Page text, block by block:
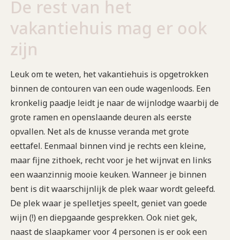
De rest van het
vakantiehuis mag er ook
zijn
Leuk om te weten, het vakantiehuis is opgetrokken
binnen de contouren van een oude wagenloods. Een
kronkelig paadje leidt je naar de wijnlodge waarbij de
grote ramen en openslaande deuren als eerste
opvallen. Net als de knusse veranda met grote
eettafel. Eenmaal binnen vind je rechts een kleine,
maar fijne zithoek, recht voor je het wijnvat en links
een waanzinnig mooie keuken. Wanneer je binnen
bent is dit waarschijnlijk de plek waar wordt geleefd.
De plek waar je spelletjes speelt, geniet van goede
wijn (!) en diepgaande gesprekken. Ook niet gek,
naast de slaapkamer voor 4 personen is er ook een